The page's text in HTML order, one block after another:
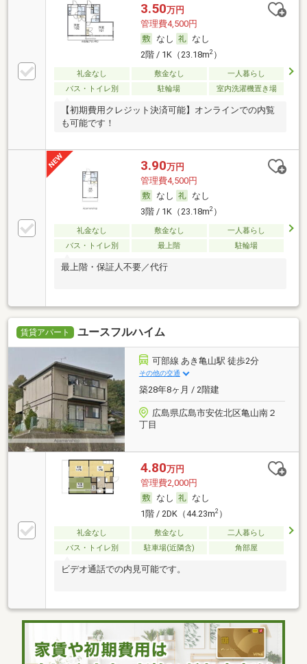
3.50万円
管理費4,500円
なし
なし
2階 / 1K（23.18m2）
礼金なし 敷金なし
一人暮らし
バス・トイレ別
駐輪場 室内洗濯機置き場
【初期費用クレジット決済可能】オンラインでの内覧
も可能です！
3.90万円
管理費4,500円
なし
なし
3階 / 1K（23.18m2）
礼金なし 敷金なし
一人暮らし
バス・トイレ別
最上階 駐輪場
最上階・保証人不要／代行
賃貸アパート ユースフルハイム
可部線 あき亀山駅 徒歩2分
その他の交通
築28年8ヶ月 / 2階建
広島県広島市安佐北区亀山南２
丁目
4.80万円
管理費2,000円
なし
なし
1階 / 2DK（44.23m2）
礼金なし 敷金なし
二人暮らし
バス・トイレ別
駐車場(近隣含) 角部屋
ビデオ通話での内見可能です。